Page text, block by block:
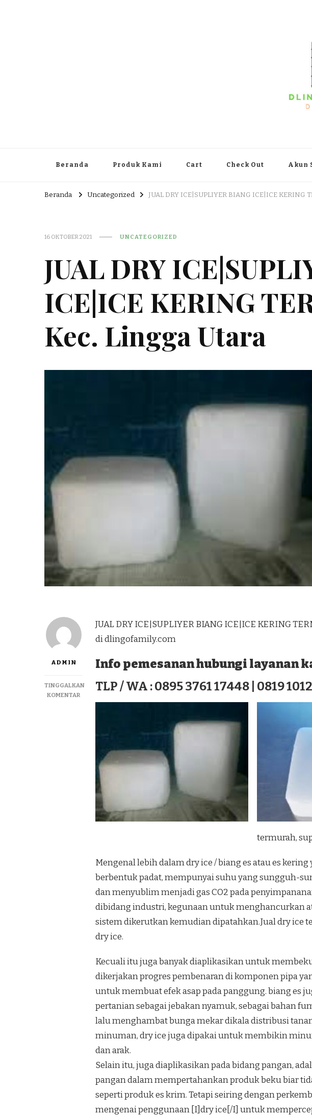
Beranda Produk Kami Cart Check Out Akun
Beranda Uncategorized JUAL DRY ICE|SUPLIYER BIANG ICE|ICE KERING
16 OKTOBER 2021 UNCATEGORIZED
JUAL DRY
ICE|ICE KERING
Kec. Lingga Utara
ADMIN
TINGGALKAN
KOMENTARPADA
TERMURAH
LINGGA
UTARA
JUAL DRY ICE|SUPLIYER BIANG ICE|ICE KERING
di dlingofamily.com
Info pemesanan hubungi layanan
TLP / WA : 0895 3761 17448 | 0819
termurah,
Mengenal lebih dalam dry ice / biang es atau es
berbentuk padat, mempunyai suhu yang sungguh-
dan menyublim menjadi gas CO2 pada
dibidang industri, kegunaan untuk menghancurkan
sistem dikerutkan kemudian dipatahkan.Jual dry ice
dry ice.
Kecuali itu juga banyak diaplikasikan untuk
dikerjakan progres pembenaran di komponen pipa
untuk membuat efek asap pada panggung. biang es
pertanian sebagai jebakan nyamuk, sebagai bahan
lalu menghambat bunga mekar dikala distribusi
minuman, dry ice juga dipakai untuk membikin
dan arak.
Selain itu, juga diaplikasikan pada bidang pangan,
pangan dalam mempertahankan produk beku biar
seperti produk es krim. Tetapi seiring dengan
mengenai penggunaan [I]dry ice[/I] untuk